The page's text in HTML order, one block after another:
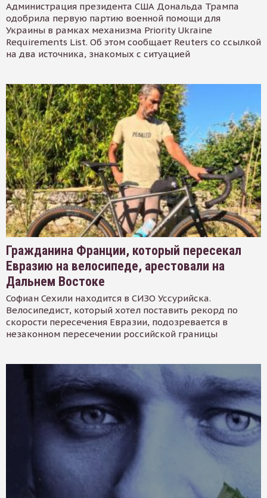
Администрация президента США Дональда Трампа
одобрила первую партию военной помощи для
Украины в рамках механизма Priority Ukraine
Requirements List. Об этом сообщает Reuters со ссылкой
на два источника, знакомых с ситуацией
Гражданина Франции, который пересекал
Евразию на велосипеде, арестовали на
Дальнем Востоке
Софиан Сехили находится в СИЗО Уссурийска.
Велосипедист, который хотел поставить рекорд по
скорости пересечения Евразии, подозревается в
незаконном пересечении российской границы